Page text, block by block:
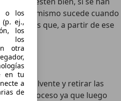
o los
(p. ej.,
los
los
otra
en tu
a
de
Lo mismo sucede cuando
Y es que, a partir de ese
envolvente y retirar las
este proceso ya que luego